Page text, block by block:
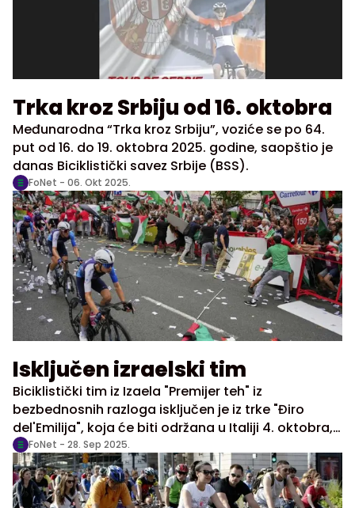
Trka kroz Srbiju od 16. oktobra
Međunarodna “Trka kroz Srbiju”, voziće se po 64.
put od 16. do 19. oktobra 2025. godine, saopštio je
danas Biciklistički savez Srbije (BSS).
FoNet - 06. Okt 2025.
Isključen izraelski tim
Biciklistički tim iz Izaela "Premijer teh" iz
bezbednosnih razloga isključen je iz trke "Điro
del'Emilija", koja će biti održana u Italiji 4. oktobra,
saopštili su danas organizatori.
FoNet - 28. Sep 2025.